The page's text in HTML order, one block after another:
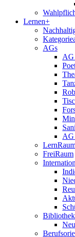
Lernen+
AGs
AG
AG
FreiRaum
Bibliothek